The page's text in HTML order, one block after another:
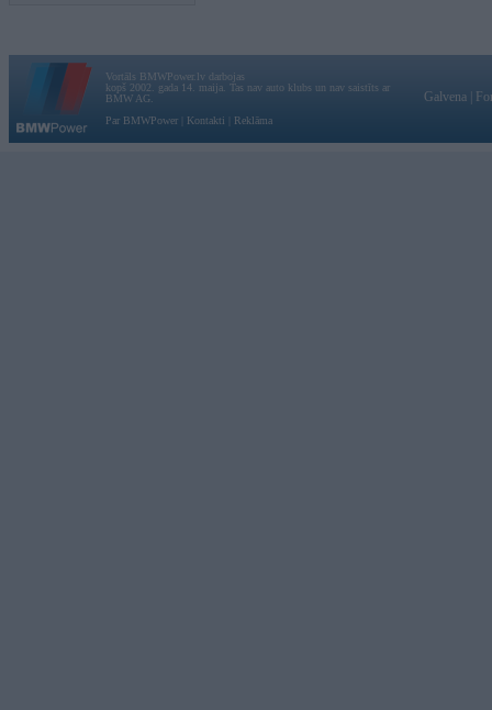
Vortāls BMWPower.lv darbojas
kopš 2002. gada 14. maija. Tas nav auto klubs un nav saistīts ar
BMW AG.
Par BMWPower
Kontakti Reklāma
Galvena